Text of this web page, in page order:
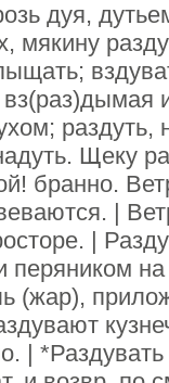
дуя,
мякину
раздуть,
Щеку
бранно.
|
|
перяником
(жар),
|